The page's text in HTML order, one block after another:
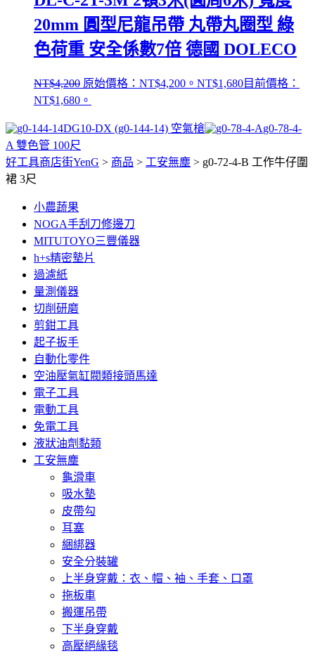
20mm 圓型尼龍吊帶 丸帶丸圈型 綠
色荷重 安全係數7倍 德國 DOLECO
NT$4,200 原始價格：NT$4,200。 NT$1,680目前價格：
NT$1,680。
DG10-DX (g0-144-14) 空氣槍
g0-78-4-
A 雙色管 100尺
好工具商店街YenG > 商品 > 工安無塵 > g0-72-4-B 工作牛仔圍
裙 3尺
小農蔬果
NOGA手刮刀修邊刀
MITUTOYO三豐儀器
h+s精密墊片
過濾紙
量測儀器
切削研磨
剪鉗工具
起子扳手
自動化零件
空油壓氣缸閥類接頭馬達
電子工具
電動工具
免電工具
液狀油劑黏類
工安無塵
龜滑車
吸水墊
皮帶勾
耳塞
綑綁器
安全分裝罐
上半身穿戴：衣、帽、袖、手套、口罩
拖板車
搬運吊帶
下半身穿戴
高壓絕緣毯